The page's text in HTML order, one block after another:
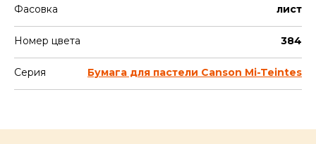
Фасовка лист
Номер цвета 384
Серия Бумага для пастели Canson Mi-Teintes